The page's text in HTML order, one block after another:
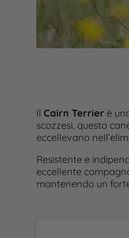
Il Cairn Terrier è
scozzesi, questo
eccellevano
Resistente e
eccellente
mantenendo un